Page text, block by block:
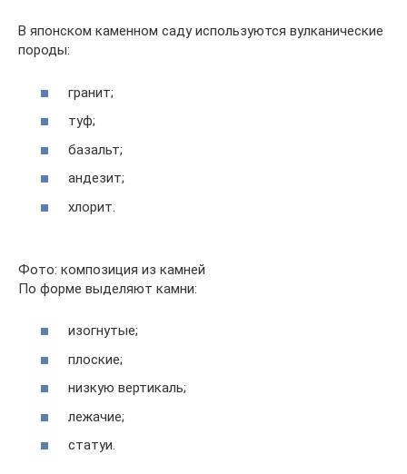
В японском каменном саду используются вулканические
породы:
гранит;
туф;
базальт;
андезит;
хлорит.
Фото: композиция из камней
По форме выделяют камни:
изогнутые;
плоские;
низкую вертикаль;
лежачие;
статуи.